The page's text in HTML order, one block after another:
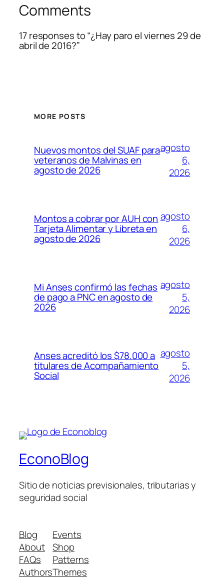
Comments
17 responses to “¿Hay paro el viernes 29 de
abril de 2016?”
MORE POSTS
Nuevos montos del SUAF para
veteranos de Malvinas en
agosto de 2026
agosto
6,
2026
Montos a cobrar por AUH con
Tarjeta Alimentar y Libreta en
agosto de 2026
agosto
6,
2026
Mi Anses confirmó las fechas
de pago a PNC en agosto de
2026
agosto
5,
2026
Anses acreditó los $78.000 a
titulares de Acompañamiento
Social
agosto
5,
2026
EconoBlog
Sitio de noticias previsionales, tributarias y
seguridad social
Blog
About
FAQs
Authors
Events
Shop
Patterns
Themes